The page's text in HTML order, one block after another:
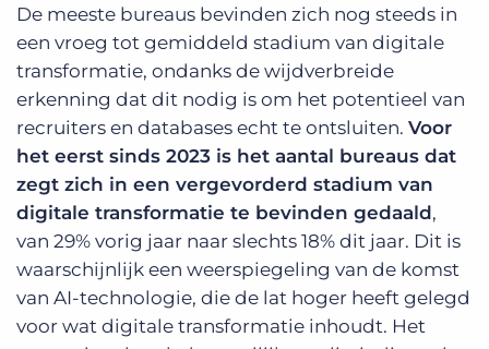
De meeste bureaus bevinden zich nog steeds in
een vroeg tot gemiddeld stadium van digitale
transformatie, ondanks de wijdverbreide
erkenning dat dit nodig is om het potentieel van
recruiters en databases echt te ontsluiten. Voor
het eerst sinds 2023 is het aantal bureaus dat
zegt zich in een vergevorderd stadium van
digitale transformatie te bevinden gedaald,
van 29% vorig jaar naar slechts 18% dit jaar. Dit is
waarschijnlijk een weerspiegeling van de komst
van AI-technologie, die de lat hoger heeft gelegd
voor wat digitale transformatie inhoudt. Het